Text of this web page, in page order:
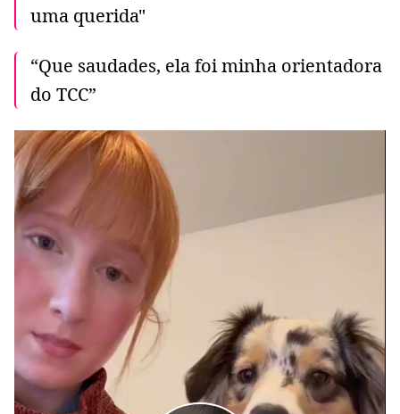
uma querida"
“Que saudades, ela foi minha orientadora
do TCC”